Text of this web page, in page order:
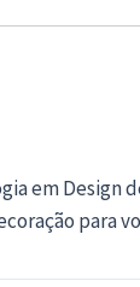
em Design
para